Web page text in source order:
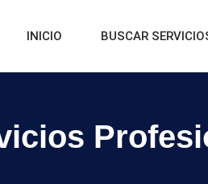
INICIO BUSCAR